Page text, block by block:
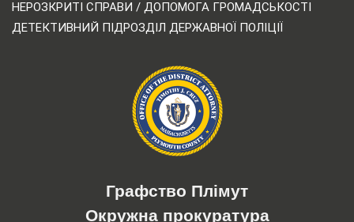
НЕРОЗКРИТІ СПРАВИ / ДОПОМОГА ГРОМАДСЬКОСТІ
ДЕТЕКТИВНИЙ ПІДРОЗДІЛ ДЕРЖАВНОЇ ПОЛІЦІЇ
Графство Плімут
Окружна прокуратура